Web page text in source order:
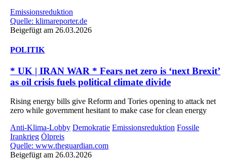
Emissionsreduktion
Quelle: klimareporter.de
Beigefügt am 26.03.2026
POLITIK
* UK | IRAN WAR * Fears net zero is ‘next Brexit’
as oil crisis fuels political climate divide
Rising energy bills give Reform and Tories opening to attack net
zero while government hesitant to make case for clean energy
Anti-Klima-Lobby Demokratie Emissionsreduktion Fossile
Irankrieg Ölpreis
Quelle: www.theguardian.com
Beigefügt am 26.03.2026